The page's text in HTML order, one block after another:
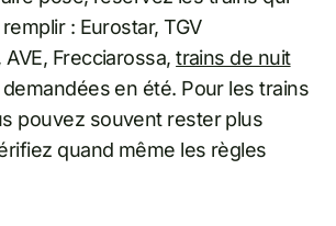
: Eurostar, TGV
Frecciarossa,trains de nuit
en été. Pour les trains
pouvez souvent rester plus
quand même les règles